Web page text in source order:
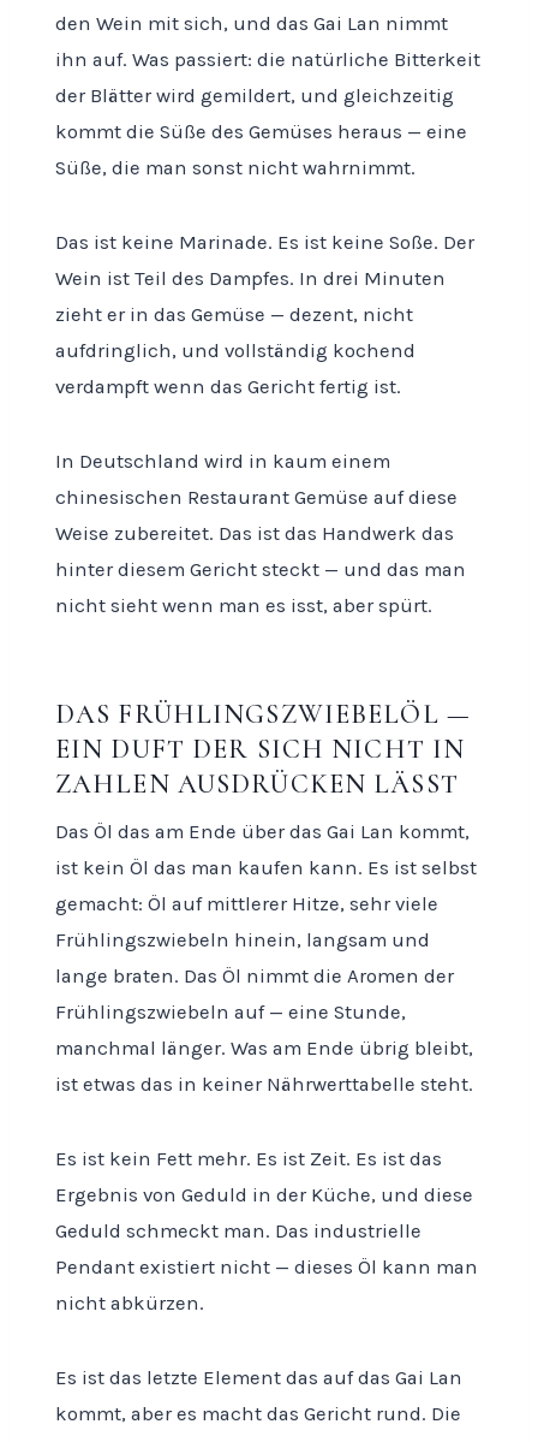
den Wein mit sich, und das Gai Lan nimmt
ihn auf. Was passiert: die natürliche Bitterkeit
der Blätter wird gemildert, und gleichzeitig
kommt die Süße des Gemüses heraus — eine
Süße, die man sonst nicht wahrnimmt.
Das ist keine Marinade. Es ist keine Soße. Der
Wein ist Teil des Dampfes. In drei Minuten
zieht er in das Gemüse — dezent, nicht
aufdringlich, und vollständig kochend
verdampft wenn das Gericht fertig ist.
In Deutschland wird in kaum einem
chinesischen Restaurant Gemüse auf diese
Weise zubereitet. Das ist das Handwerk das
hinter diesem Gericht steckt — und das man
nicht sieht wenn man es isst, aber spürt.
DAS FRÜHLINGSZWIEBELÖL —
EIN DUFT DER SICH NICHT IN
ZAHLEN AUSDRÜCKEN LÄSST
Das Öl das am Ende über das Gai Lan kommt,
ist kein Öl das man kaufen kann. Es ist selbst
gemacht: Öl auf mittlerer Hitze, sehr viele
Frühlingszwiebeln hinein, langsam und
lange braten. Das Öl nimmt die Aromen der
Frühlingszwiebeln auf — eine Stunde,
manchmal länger. Was am Ende übrig bleibt,
ist etwas das in keiner Nährwerttabelle steht.
Es ist kein Fett mehr. Es ist Zeit. Es ist das
Ergebnis von Geduld in der Küche, und diese
Geduld schmeckt man. Das industrielle
Pendant existiert nicht — dieses Öl kann man
nicht abkürzen.
Es ist das letzte Element das auf das Gai Lan
kommt, aber es macht das Gericht rund. Die